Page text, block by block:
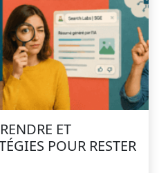
ET
POUR RESTER